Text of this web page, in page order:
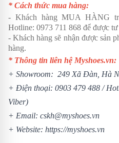
* Cách thức mua hàng:
- Khách hàng MUA HÀNG
Hotline: 0973 711 868 để được
- Khách hàng sẽ nhận được sản
hàng.
* Thông tin liên hệ Myshoes.vn:
+ Showroom: 249 Xã Đàn, Hà
+ Điện thoại: 0903 479 488 /
Viber)
+ Email: cskh@myshoes.vn
+ Website: https://myshoes.vn